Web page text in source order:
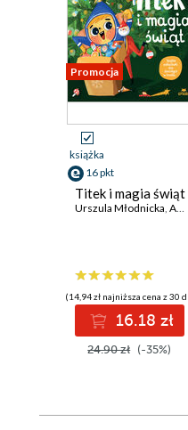
Promocja
książka
16 pkt
Titek i magia świąt
Urszula Młodnicka, Agnieszka Waligóra
(14,94 zł najniższa cena z 30
16.18 zł
24.90 zł (-35%)